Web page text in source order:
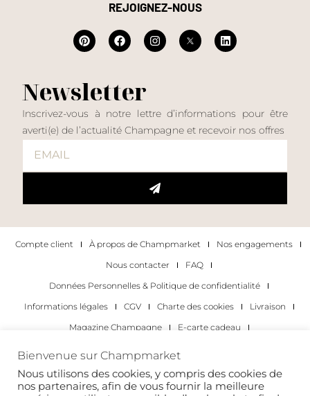
REJOIGNEZ-NOUS
Newsletter
Inscrivez-vous à notre lettre d’informations pour être
averti(e) de l’actualité Champagne et recevoir nos offres
Compte client À propos de Champmarket
Nos engagements
Nous contacter
FAQ
Données Personnelles & Politique de confidentialité
Informations légales
CGV Charte des cookies
Livraison
Magazine Champagne
E-carte cadeau
Les occasions pour déguster du champagne
Pour les particuliers
Pour les entreprises
Bienvenue sur Champmarket
Nous utilisons des cookies, y compris des cookies de
nos partenaires, afin de vous fournir la meilleure